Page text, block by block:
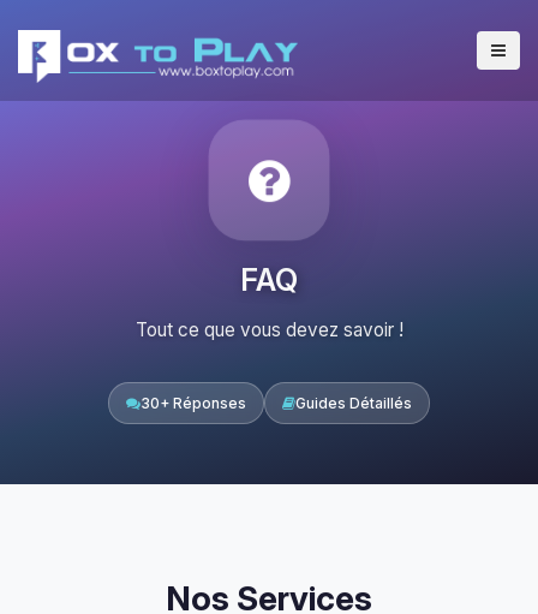
FAQ
Tout ce que vous devez savoir !
30+ Réponses Guides Détaillés
Nos Services